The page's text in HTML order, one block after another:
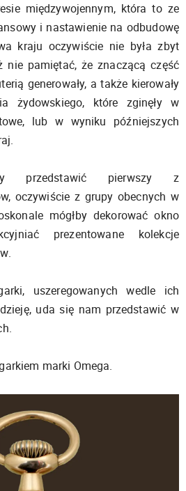
międzywojennym, która to ze
i nastawienie na odbudowę
kraju oczywiście nie była zbyt
nie pamiętać, że znaczącą część
generowały, a także kierowały
żydowskiego, które zginęły w
lub w wyniku późniejszych
przedstawić pierwszy z
oczywiście z grupy obecnych w
mógłby dekorować okno
prezentowane kolekcje
uszeregowanych wedle ich
uda się nam przedstawić w
marki Omega.